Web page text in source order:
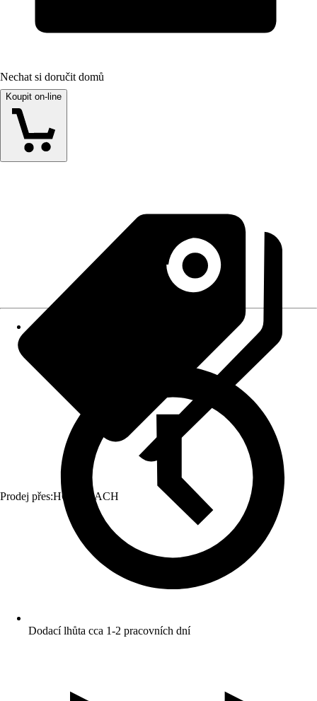
Nechat si doručit domů
Koupit on-line
Prodej přes:HORNBACH
Dodací lhůta cca 1-2 pracovních dní